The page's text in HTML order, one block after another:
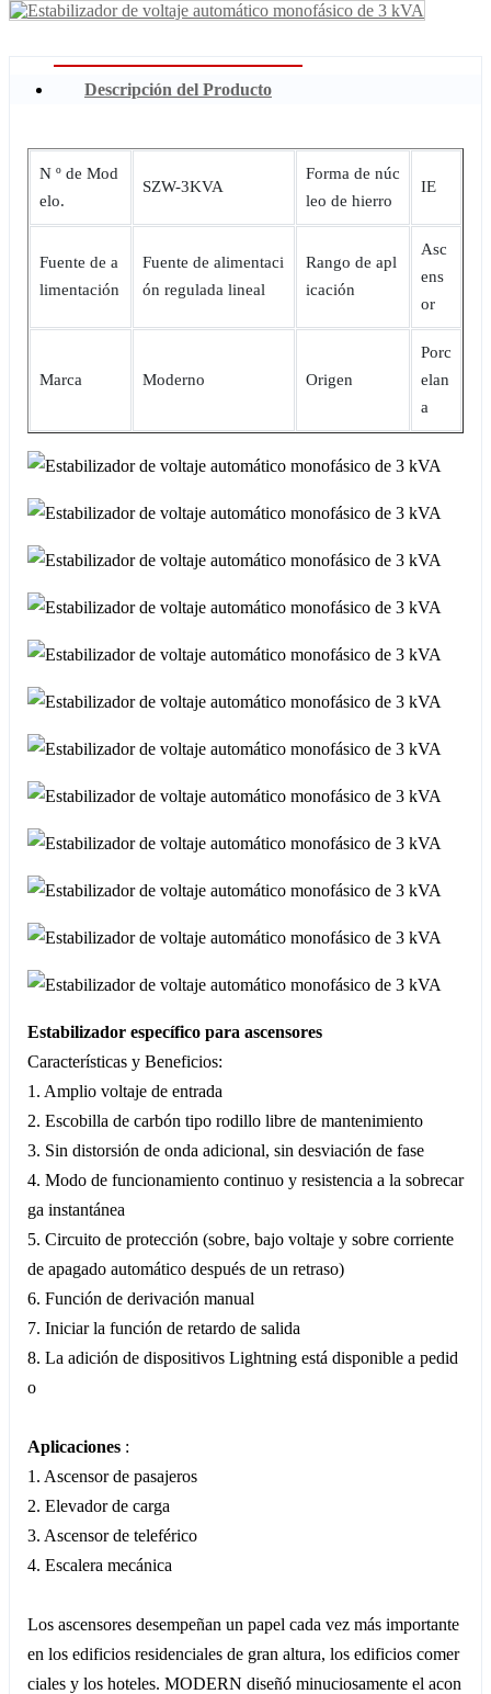
Descripción del Producto
N º de Mod
elo.
SZW-3KVA
Forma de núc
leo de hierro
IE
Fuente de a
limentación
Fuente de alimentaci
ón regulada lineal
Rango de apl
icación
Asc
ens
or
Marca Moderno Origen
Porc
elan
a
Estabilizador específico para ascensores
Características y Beneficios:
1. Amplio voltaje de entrada
2. Escobilla de carbón tipo rodillo libre de mantenimiento
3. Sin distorsión de onda adicional, sin desviación de fase
4. Modo de funcionamiento continuo y resistencia a la sobrecar
ga instantánea
5. Circuito de protección (sobre, bajo voltaje y sobre corriente
de apagado automático después de un retraso)
6. Función de derivación manual
7. Iniciar la función de retardo de salida
8. La adición de dispositivos Lightning está disponible a pedid
o
Aplicaciones :
1. Ascensor de pasajeros
2. Elevador de carga
3. Ascensor de teleférico
4. Escalera mecánica
Los ascensores desempeñan un papel cada vez más importante
en los edificios residenciales de gran altura, los edificios comer
ciales y los hoteles. MODERN diseñó minuciosamente el acon